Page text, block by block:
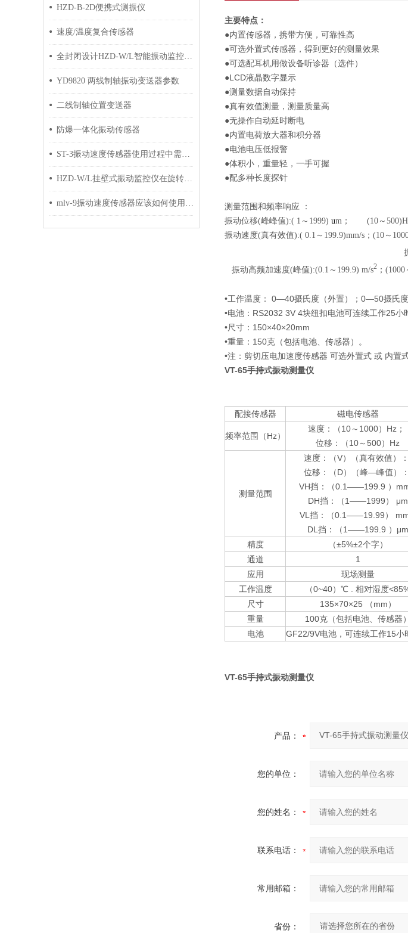
HZD-B-2D便携式测振仪
速度/温度复合传感器
全封闭设计HZD-W/L智能振动监控仪，适用恶劣环境检测
YD9820 两线制轴振动变送器参数
二线制轴位置变送器
防爆一体化振动传感器
ST-3振动速度传感器使用过程中需要注意的四点
HZD-W/L挂壁式振动监控仪在旋转机械监测中的作用
mlv-9振动速度传感器应该如何使用，其具有怎样的功能特点？
主要特点：
●内置传感器，携带方便，可靠性高
●可选外置式传感器，得到更好的测量效果
●可选配耳机用做设备听诊器（选件）
●LCD液晶数字显示
●测量数据自动保持
●真有效值测量，测量质量高
●无操作自动延时断电
●内置电荷放大器和积分器
●电池电压低报警
●体积小，重量轻，一手可握
●配多种长度探针
测量范围和频率响应 ：
振动位移(峰峰值):( 1～1999) um ； (10～
振动速度(真有效值):( 0.1～199.9)mm/s；(10～
振动高频加速度(峰值):(0.1～199.9) m/s2；(1000
•工作温度： 0—40摄氏度（外置）；0—50摄氏度
•电池：RS2032 3V 4块纽扣电池可连续工作25小
•尺寸：150×40×20mm
•重量：150克（包括电池、传感器）。
•注：剪切压电加速度传感器 可选外置式 或 内置
VT-65手持式振动测量仪
配接传感器 磁电传感器
频率范围（Hz）
速度：（10～1000）Hz；
位移：（10～500）Hz
测量范围
速度：（V）（真有效值）：
位移：（D）（峰—峰值）：
VH挡：（0.1——199.9 ）
DH挡：（1——1999） μm
VL挡：（0.1——19.99）
DL挡：（1——199.9 ）μm
精度
（±5%±2个字）
通道
1
应用
现场测量
工作温度
（0~40）℃ . 相对湿度
尺寸
135×70×25 （mm）
重量
100克（包括电池、传感器）
电池
GF22/9V电池，可连续工作15小
VT-65手持式振动测量仪
产品：
您的单位：
您的姓名：
联系电话：
常用邮箱：
省份：